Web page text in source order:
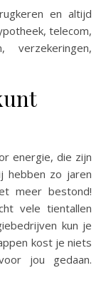
en altijd
telecom,
verzekeringen,
energie, die zijn
hebben zo jaren
meer bestond!
vele tientallen
kun je
kost je niets
jou gedaan.